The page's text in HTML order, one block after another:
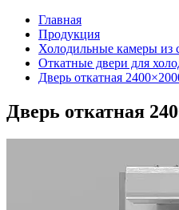
Главная
Продукция
Холодильные камеры из
Откатные двери для
Дверь откатная
Дверь откатная